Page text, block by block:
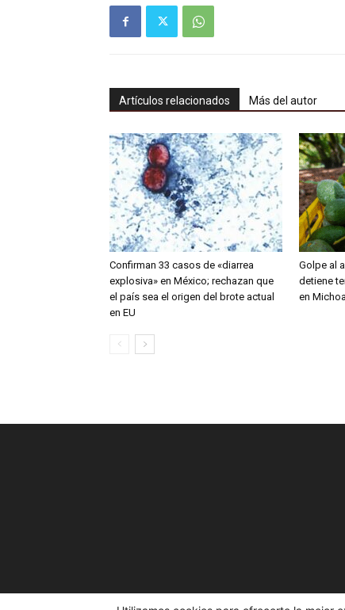
Artículos relacionados Más del autor
Confirman 33 casos de «diarrea
explosiva» en México; rechazan que
el país sea el origen del brote actual
en EU
Golpe al
detiene
en